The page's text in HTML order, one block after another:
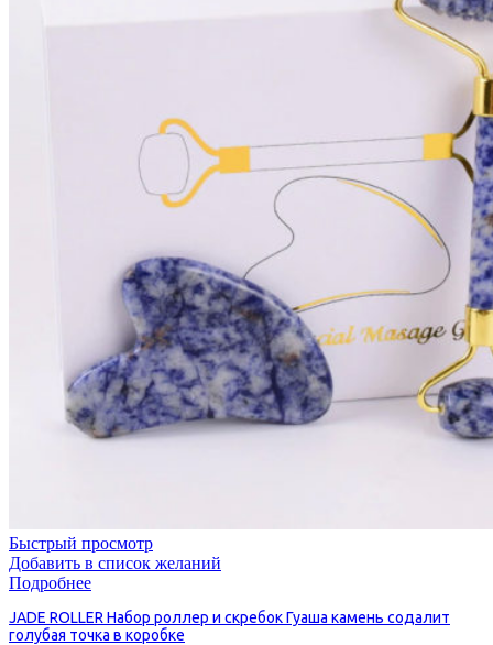
Быстрый просмотр
Добавить в список желаний
Подробнее
JADE ROLLER Набор роллер и скребок Гуаша камень содалит
голубая точка в коробке